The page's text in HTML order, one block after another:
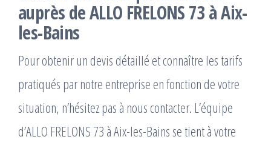
auprès de ALLO FRELONS 73 à Aix-
les-Bains
Pour obtenir un devis détaillé et connaître les tarifs
pratiqués par notre entreprise en fonction de votre
situation, n’hésitez pas à nous contacter. L’équipe
d’ALLO FRELONS 73 à Aix-les-Bains se tient à votre